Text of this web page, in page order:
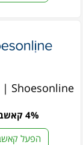
Shoesonline | שוז אונליין
4% קאשבק
הפעל